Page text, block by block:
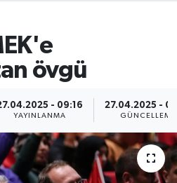
övgü
- 09:16
YAYINLANMA
27.04.2025 -
GÜNCELLEME